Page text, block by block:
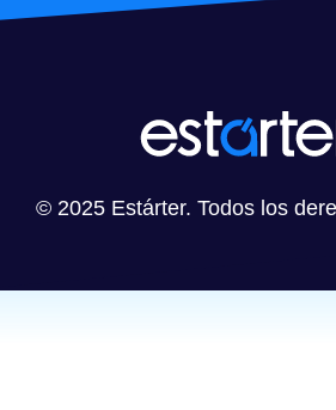
© 2025 Estárter. Todos los